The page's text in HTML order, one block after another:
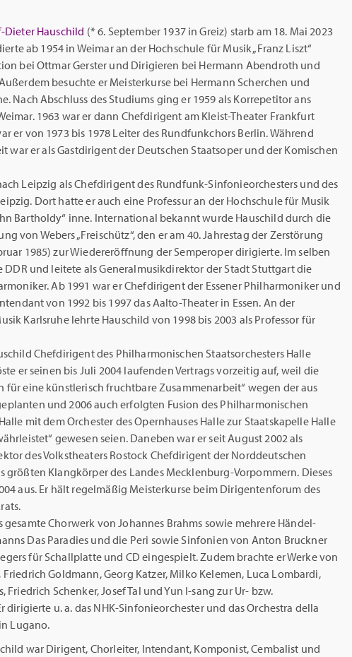
Dieter Hauschild (* 6. September 1937 in Greiz) starb am 18. Mai 2023
ab 1954 in Weimar an der Hochschule für Musik „Franz Liszt“
bei Ottmar Gerster und Dirigieren bei Hermann Abendroth und
besuchte er Meisterkurse bei Hermann Scherchen und
Nach Abschluss des Studiums ging er 1959 als Korrepetitor ans
1963 war er dann Chefdirigent am Kleist-Theater Frankfurt
er von 1973 bis 1978 Leiter des Rundfunkchors Berlin. Während
war er als Gastdirigent der Deutschen Staatsoper und der Komischen
Leipzig als Chefdirigent des Rundfunk-Sinfonieorchesters und des
Dort hatte er auch eine Professur an der Hochschule für Musik
Bartholdy“ inne. International bekannt wurde Hauschild durch die
von Webers „Freischütz“, den er am 40. Jahrestag der Zerstörung
1985) zur Wiedereröffnung der Semperoper dirigierte. Im selben
DDR und leitete als Generalmusikdirektor der Stadt Stuttgart die
Ab 1991 war er Chefdirigent der Essener Philharmoniker und
von 1992 bis 1997 das Aalto-Theater in Essen. An der
Karlsruhe lehrte Hauschild von 1998 bis 2003 als Professor für
Chefdirigent des Philharmonischen Staatsorchesters Halle
er seinen bis Juli 2004 laufenden Vertrags vorzeitig auf, weil die
für eine künstlerisch fruchtbare Zusammenarbeit“ wegen der aus
und 2006 auch erfolgten Fusion des Philharmonischen
mit dem Orchester des Opernhauses Halle zur Staatskapelle Halle
gewesen seien. Daneben war er seit August 2002 als
des Volkstheaters Rostock Chefdirigent der Norddeutschen
größten Klangkörper des Landes Mecklenburg-Vorpommern. Dieses
aus. Er hält regelmäßig Meisterkurse beim Dirigentenforum des
gesamte Chorwerk von Johannes Brahms sowie mehrere Händel-
Das Paradies und die Peri sowie Sinfonien von Anton Bruckner
für Schallplatte und CD eingespielt. Zudem brachte er Werke von
Friedrich Goldmann, Georg Katzer, Milko Kelemen, Luca Lombardi,
Friedrich Schenker, Josef Tal und Yun I-sang zur Ur- bzw.
dirigierte u. a. das NHK-Sinfonieorchester und das Orchestra della
Lugano.
war Dirigent, Chorleiter, Intendant, Komponist, Cembalist und